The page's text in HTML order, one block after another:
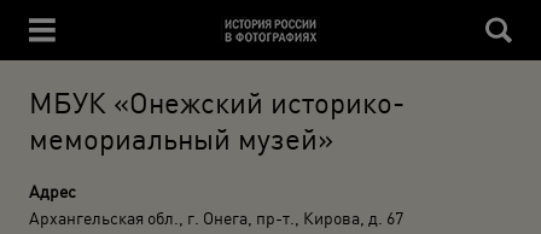
МБУК «Онежский историко-
мемориальный музей»
Адрес
Архангельская обл., г. Онега, пр-т., Кирова, д. 67